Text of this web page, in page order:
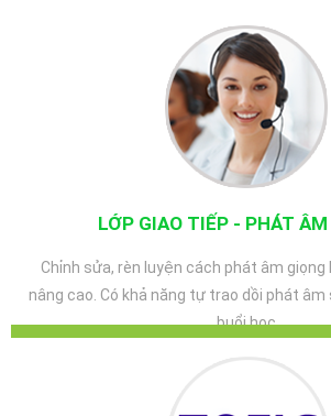
LỚP GIAO TIẾP - PHÁT
Chỉnh sửa, rèn luyện cách phát âm
nâng cao. Có khả năng tự trao dồi phát âm
buổi học